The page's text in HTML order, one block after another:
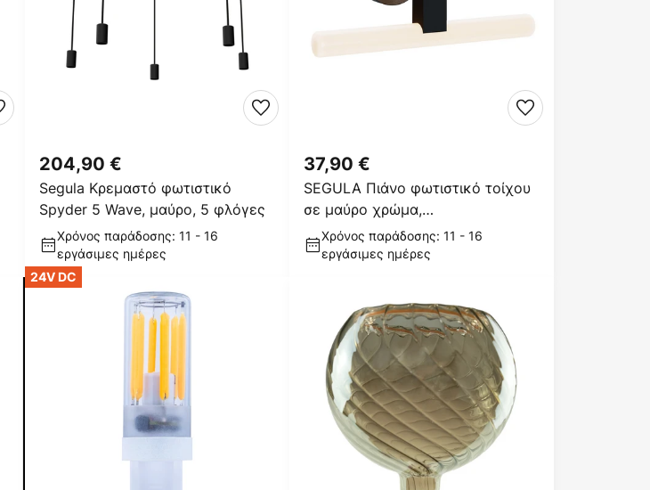
Segula Κρεμαστό φωτιστικό
Spyder 5 Wave, μαύρο, 5 φλόγες
204,90 €
Χρόνος παράδοσης: 11 - 16
εργάσιμες ημέρες
SEGULA Πιάνο φωτιστικό τοίχου
σε μαύρο χρώμα,
περιστρεφόμενο
37,90 €
Χρόνος παράδοσης: 11 - 16
εργάσιμες ημέρες
24V DC